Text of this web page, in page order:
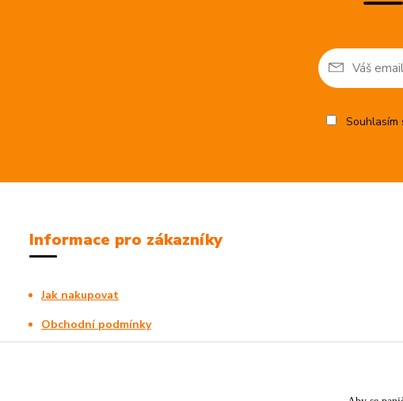
Souhlasím
Informace pro zákazníky
Jak nakupovat
Obchodní podmínky